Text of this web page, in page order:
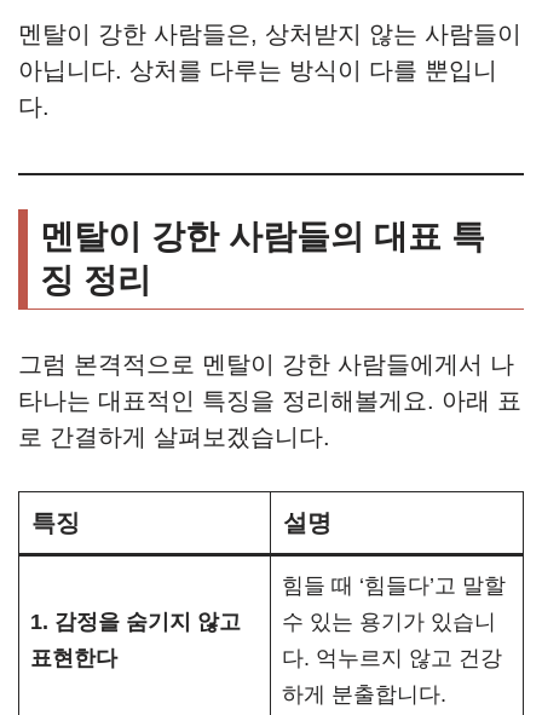
멘탈이 강한 사람들은, 상처받지 않는 사람들이
아닙니다. 상처를 다루는 방식이 다를 뿐입니
다.
멘탈이 강한 사람들의 대표 특
징 정리
그럼 본격적으로 멘탈이 강한 사람들에게서 나
타나는 대표적인 특징을 정리해볼게요. 아래 표
로 간결하게 살펴보겠습니다.
특징 설명
1. 감정을 숨기지 않고
표현한다
힘들 때 ‘힘들다’고 말할
수 있는 용기가 있습니
다. 억누르지 않고 건강
하게 분출합니다.